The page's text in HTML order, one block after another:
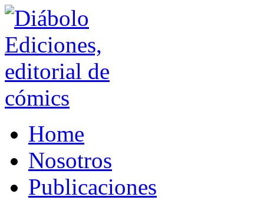
Home
Nosotros
Publicaciones